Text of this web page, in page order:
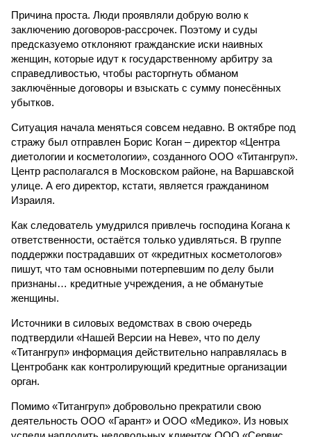
Причина проста. Люди проявляли добрую волю к
заключению договоров-рассрочек. Поэтому и суды
предсказуемо отклоняют гражданские иски наивных
женщин, которые идут к государственному арбитру за
справедливостью, чтобы расторгнуть обманом
заключённые договоры и взыскать с сумму понесённых
убытков.
Ситуация начала меняться совсем недавно. В октябре под
стражу был отправлен Борис Коган – директор «Центра
диетологии и косметологии», созданного ООО «Титангруп».
Центр располагался в Московском районе, на Варшавской
улице. А его директор, кстати, является гражданином
Израиля.
Как следователь умудрился привлечь господина Когана к
ответственности, остаётся только удивляться. В группе
поддержки пострадавших от «кредитных косметологов»
пишут, что там основными потерпевшим по делу были
признаны… кредитные учреждения, а не обманутые
женщины.
Источники в силовых ведомствах в свою очередь
подтвердили «Нашей Версии на Неве», что по делу
«Титангруп» информация действительно направлялась в
Центробанк как контролирующий кредитные организации
орган.
Помимо «Титангруп» добровольно прекратили свою
деятельность ООО «Гарант» и ООО «Медико». Из новых